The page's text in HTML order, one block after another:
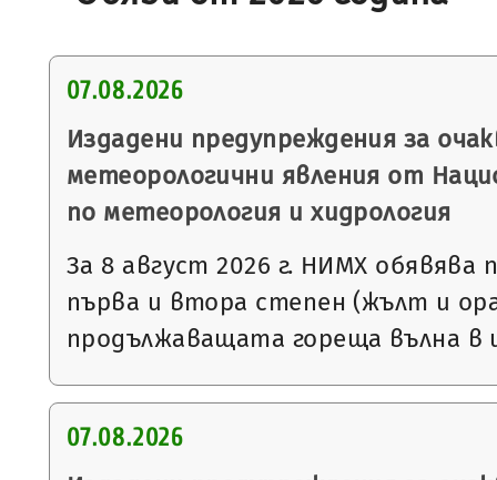
07.08.2026
Издадени предупреждения за
метеорологични явления от
по метеорология и хидрология
За 8 август 2026 г. НИМХ обявява
първа и втора степен (жълт и
продължаващата гореща вълна в
07.08.2026